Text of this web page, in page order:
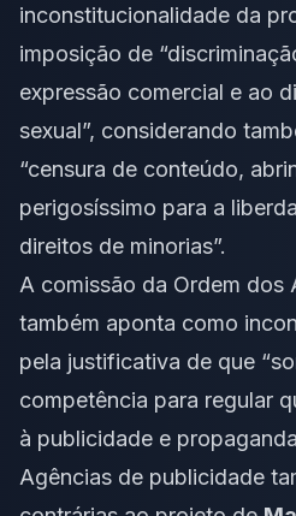
inconstitucionalidade da
imposição de
expressão comercial e ao
sexual”, considerando
“censura de conteúdo,
perigosíssimo para a
direitos de minorias”.
A comissão da Ordem dos
também aponta como
pela justificativa de que
competência para regular
à publicidade e
Agências de publicidade